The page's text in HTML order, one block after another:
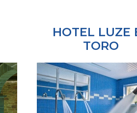
HOTEL LUZE
TORO